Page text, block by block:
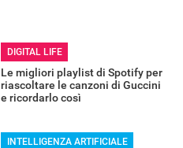
DIGITAL LIFE
Le migliori playlist di Spotify per
riascoltare le canzoni di Guccini
e ricordarlo così
INTELLIGENZA ARTIFICIALE